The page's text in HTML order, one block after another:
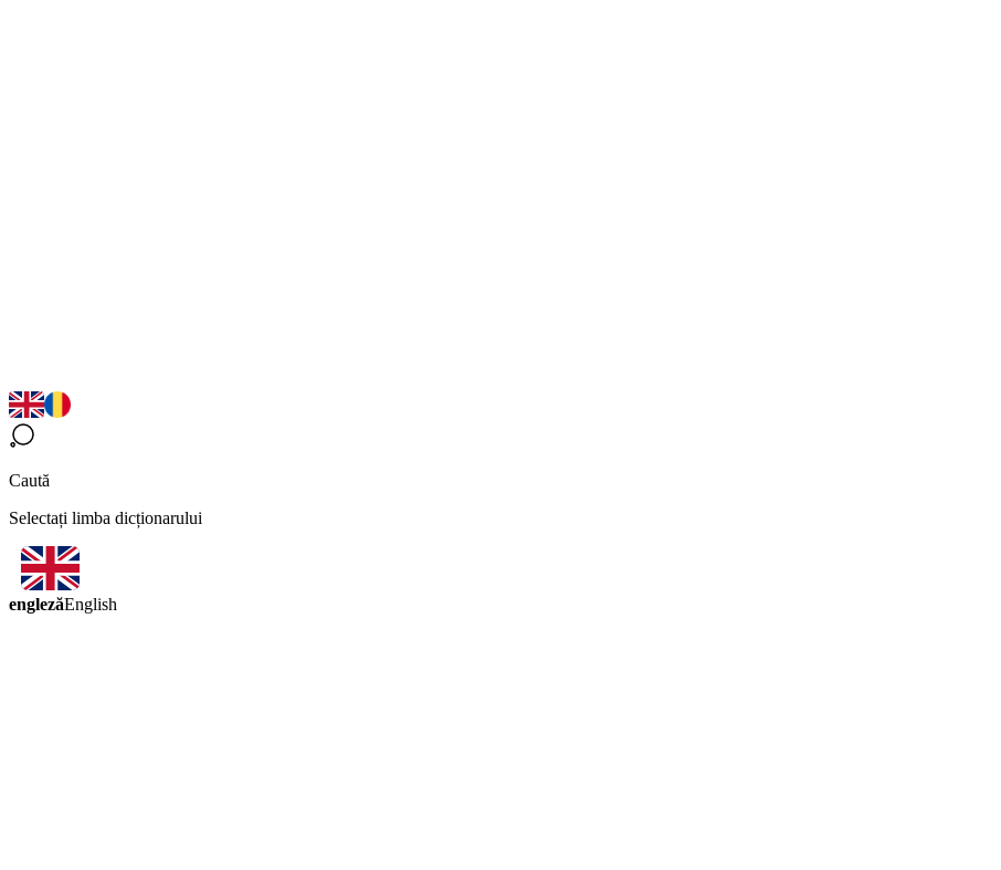
Caută
Selectați limba dicționarului
englezăEnglish